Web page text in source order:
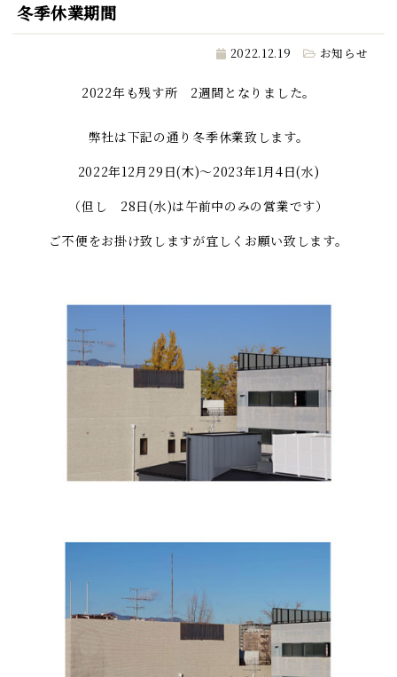
冬季休業期間
2022.12.19 お知らせ
2022年も残す所 2週間となりました。
弊社は下記の通り冬季休業致します。
2022年12月29日(木)～2023年1月4日(水)
（但し 28日(水)は午前中のみの営業です）
ご不便をお掛け致しますが宜しくお願い致します。